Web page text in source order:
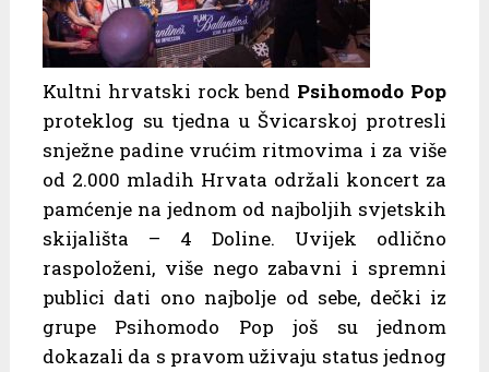
Kultni hrvatski rock bend Psihomodo Pop
proteklog su tjedna u Švicarskoj protresli
snježne padine vrućim ritmovima i za više
od 2.000 mladih Hrvata održali koncert za
pamćenje na jednom od najboljih svjetskih
skijališta – 4 Doline. Uvijek odlično
raspoloženi, više nego zabavni i spremni
publici dati ono najbolje od sebe, dečki iz
grupe Psihomodo Pop još su jednom
dokazali da s pravom uživaju status jednog